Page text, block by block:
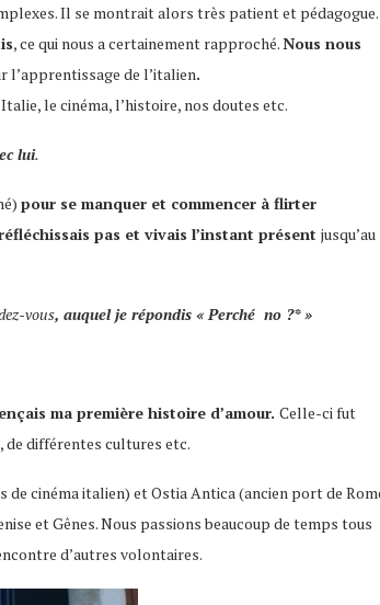
Il se montrait alors très patient et pédagogue.
, ce qui nous a certainement rapproché. Nous nous
de l’italien.
le cinéma, l’histoire, nos doutes etc.
lui.
pour se manquer et commencer à flirter
pas et vivais l’instant présent jusqu’au
vous, auquel je répondis « Perché no ?* »
ma première histoire d’amour. Celle-ci fut
de différentes cultures etc.
cinéma italien) et Ostia Antica (ancien port de
et Gênes. Nous passions beaucoup de temps tous
d’autres volontaires.